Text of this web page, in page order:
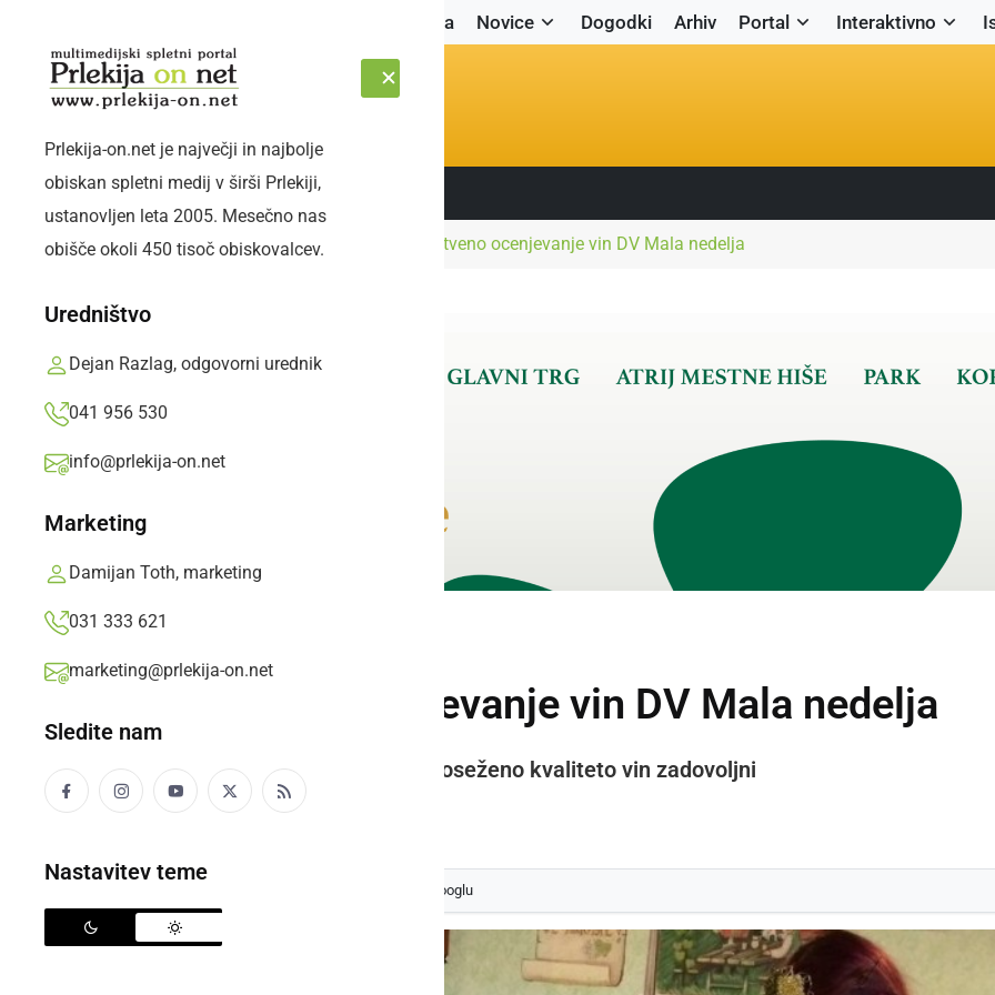
Naslovnica Novice Dogodki Arhiv Portal Interaktivno
PETEK, 7. AVGUST 2026 Sledite nam:
Prlekija-on.net je največji in najbolje
obiskan spletni medij v širši Prlekiji,
ustanovljen leta 2005. Mesečno nas
obišče okoli 450 tisoč obiskovalcev.
Uredništvo
Dejan Razlag, odgovorni urednik
041 956 530
info@prlekija-on.net
Marketing
Damijan Toth, marketing
031 333 621
marketing@prlekija-on.net
Sledite nam
Nastavitev teme
Naslovnica Kultura in izobraževanje Društveno ocenjevanje vin DV Mala nedelja
Društveno ocenjevanje vin DV Mala nedelja
Kljub zelo neugodni letini so z doseženo kvaliteto vin zadovoljni
Branko Košti, sobota, 28. marec 2015 ob 14:38
kot svoj prednostni vir na Googlu